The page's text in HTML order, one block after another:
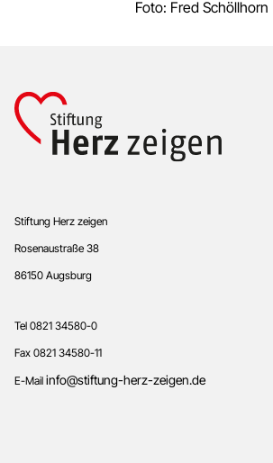
Foto: Fred Schöllhorn
Footer
Stiftung Herz zeigen
Rosenaustraße 38
86150 Augsburg
Tel 0821 34580-0
Fax 0821 34580-11
E-Mail info@stiftung-herz-zeigen.de